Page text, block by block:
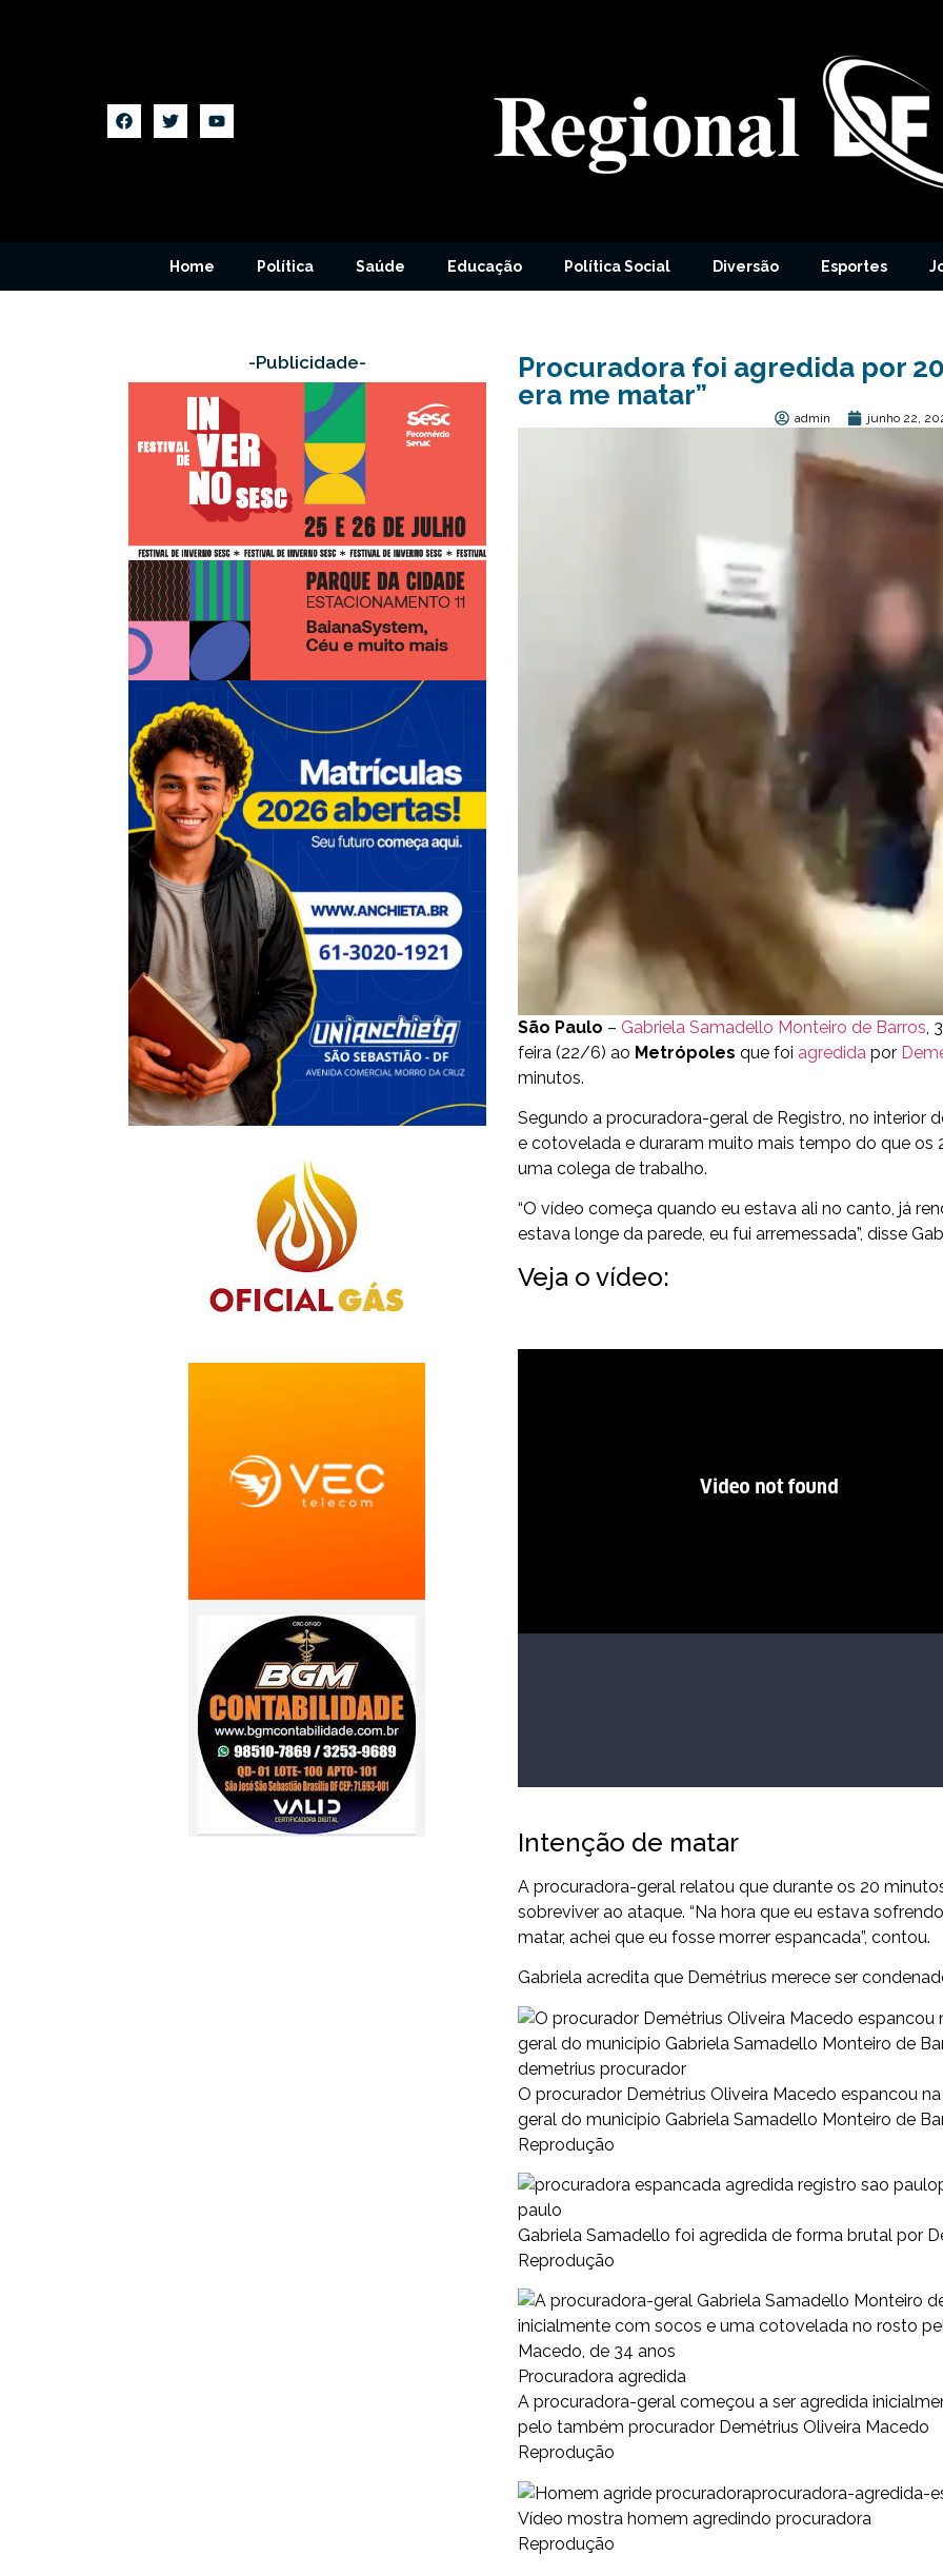
Home Política Saúde Educação Política Social Diversão Esportes
-Publicidade-
Procuradora foi agredida por
era me matar”
admin junho 22,
São Paulo – Gabriela Samadello Monteiro de Barros ,
feira (22/6) ao Metrópoles que foi agredida por
minutos.
Segundo a procuradora-geral de Registro, no interior
e cotovelada e duraram muito mais tempo do que os
uma colega de trabalho.
“O vídeo começa quando eu estava ali no canto, já
estava longe da parede, eu fui arremessada”, disse
Veja o vídeo:
Intenção de matar
A procuradora-geral relatou que durante os 20
sobreviver ao ataque. “Na hora que eu estava
matar, achei que eu fosse morrer espancada”, contou.
Gabriela acredita que Demétrius merece ser
demetrius procurador
O procurador Demétrius Oliveira Macedo espancou
geral do município Gabriela Samadello Monteiro de
Reprodução
paulo
Gabriela Samadello foi agredida de forma brutal por
Reprodução
Procuradora agredida
A procuradora-geral começou a ser agredida
pelo também procurador Demétrius Oliveira Macedo
Reprodução
procuradora-agredida-
Vídeo mostra homem agredindo procuradora
Reprodução